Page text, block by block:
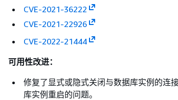
CVE-2021-36222
CVE-2021-22926
CVE-2022-21444
可用性改进：
修复了显式或隐式关闭与数据库实例的连
库实例重启的问题。